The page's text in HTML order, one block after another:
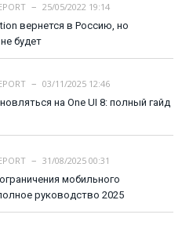
25/05/2022 19:14
вернется в Россию, но
будет
03/11/2025 12:46
на One UI 8: полный гайд
31/08/2025 00:31
мобильного
руководство 2025